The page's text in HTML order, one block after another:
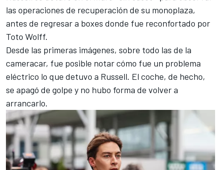
las operaciones de recuperación de su monoplaza,
antes de regresar a boxes donde fue reconfortado por
Toto Wolff.
Desde las primeras imágenes, sobre todo las de la
cameracar, fue posible notar cómo fue un problema
eléctrico lo que detuvo a Russell. El coche, de hecho,
se apagó de golpe y no hubo forma de volver a
arrancarlo.